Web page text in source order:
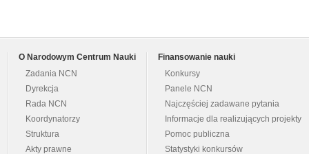
O Narodowym Centrum Nauki
Zadania NCN
Dyrekcja
Rada NCN
Koordynatorzy
Struktura
Akty prawne
Finansowanie nauki
Konkursy
Panele NCN
Najczęściej zadawane pytania
Informacje dla realizujących projekty
Pomoc publiczna
Statystyki konkursów